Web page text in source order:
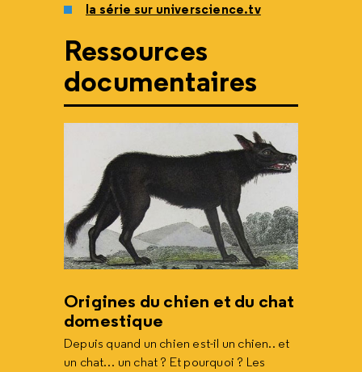
la série sur universcience.tv
Ressources
documentaires
Origines du chien et du chat
domestique
Depuis quand un chien est-il un chien.. et
un chat… un chat ? Et pourquoi ? Les